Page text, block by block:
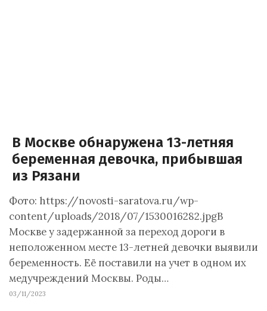
В Москве обнаружена 13-летняя
беременная девочка, прибывшая
из Рязани
Фото: https://novosti-saratova.ru/wp-
content/uploads/2018/07/1530016282.jpgВ
Москве у задержанной за переход дороги в
неположенном месте 13-летней девочки выявили
беременность. Её поставили на учет в одном их
медучреждений Москвы. Роды…
03/11/2023